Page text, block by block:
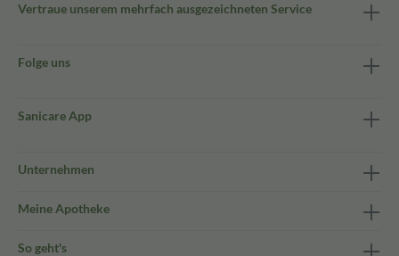
Vertraue unserem mehrfach ausgezeichneten Service
Folge uns
Sanicare App
Unternehmen
Meine Apotheke
So geht's